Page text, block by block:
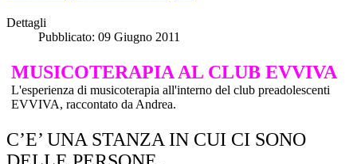
Dettagli
Pubblicato: 09 Giugno 2011
MUSICOTERAPIA AL CLUB EVVIVA
L'esperienza di musicoterapia all'interno del club preadolescenti
EVVIVA, raccontato da Andrea.
C’E’ UNA STANZA IN CUI CI SONO